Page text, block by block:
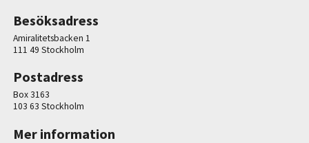
Besöksadress
Amiralitetsbacken 1
111 49 Stockholm
Postadress
Box 3163
103 63 Stockholm
Mer information